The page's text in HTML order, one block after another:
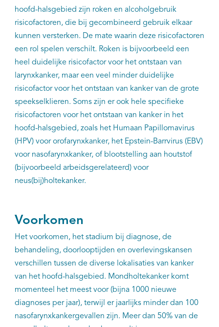
hoofd-halsgebied zijn roken en alcoholgebruik
risicofactoren, die bij gecombineerd gebruik elkaar
kunnen versterken. De mate waarin deze risicofactoren
een rol spelen verschilt. Roken is bijvoorbeeld een
heel duidelijke risicofactor voor het ontstaan van
larynxkanker, maar een veel minder duidelijke
risicofactor voor het ontstaan van kanker van de grote
speekselklieren. Soms zijn er ook hele specifieke
risicofactoren voor het ontstaan van kanker in het
hoofd-halsgebied, zoals het Humaan Papillomavirus
(HPV) voor orofarynxkanker, het Epstein-Barrvirus (EBV)
voor nasofarynxkanker, of blootstelling aan houtstof
(bijvoorbeeld arbeidsgerelateerd) voor
neus(bij)holtekanker.
Voorkomen
Het voorkomen, het stadium bij diagnose, de
behandeling, doorlooptijden en overlevingskansen
verschillen tussen de diverse lokalisaties van kanker
van het hoofd-halsgebied. Mondholtekanker komt
momenteel het meest voor (bijna 1000 nieuwe
diagnoses per jaar), terwijl er jaarlijks minder dan 100
nasofarynxkankergevallen zijn. Meer dan 50% van de